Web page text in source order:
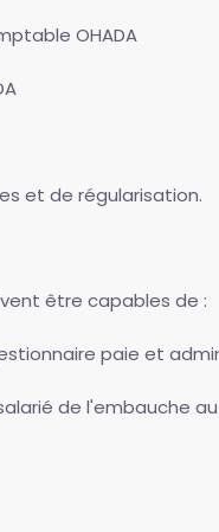
OHADA
et de régularisation.
être capables de :
paie et
de l'embauche